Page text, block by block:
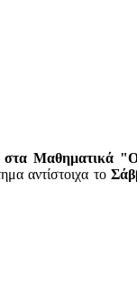
στα Μαθηματικά
αντίστοιχα το